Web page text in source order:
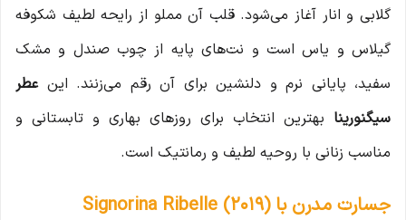
گلابی و انار آغاز می‌شود. قلب آن مملو از رایحه لطیف شکوفه
گیلاس و یاس است و نت‌های پایه از چوب صندل و مشک
سفید، پایانی نرم و دلنشین برای آن رقم می‌زنند. اینعطر
سیگنورینا بهترین انتخاب برای روزهای بهاری و تابستانی و
مناسب زنانی با روحیه لطیف و رمانتیک است.
جسارت مدرن با Signorina Ribelle (2019)